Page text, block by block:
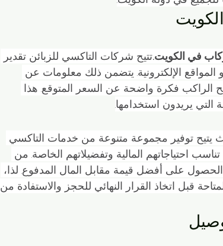
في الكويت.تتيح شركات التاكسي للزبائن تقدير
الإلكترونية. يتضمن ذلك معلومات عن
الراكب فكرة واضحة عن السعر المتوقع. هذا
يريدون استخدامها.
يتيح توفير مجموعة متنوعة من خدمات التاكسي
احتياجاتهم المالية وتفضيلاتهم الخاصة. من
على أفضل قيمة مقابل المال المدفوع. لذا،
قبل اتخاذ القرار النهائي للحجز والاستفادة من